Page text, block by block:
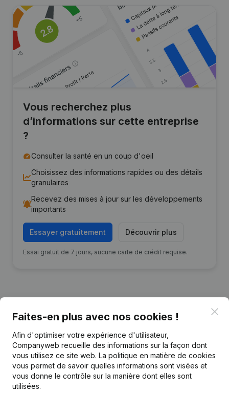
Vous recherchez plus
d’informations sur cette entreprise
?
Consulter la santé en un coup d'oeil
Choisissez des informations rapides ou des détails
granulaires
Recevez des mises à jour sur les développements
importants
Essayer gratuitement Découvrir plus
Essai gratuit de 7 jours, aucune carte de crédit requise.
Publicationsde Staf Tops
Date Publication
17-01-2024 Modification(s) Statuts(NL)
Faites-en plus avec nos cookies !
Afin d'optimiser votre expérience d'utilisateur,
Companyweb recueille des informations sur la façon dont
vous utilisez ce site web. La politique en matière de cookies
vous permet de savoir quelles informations sont visées et
vous donne le contrôle sur la manière dont elles sont
utilisées.